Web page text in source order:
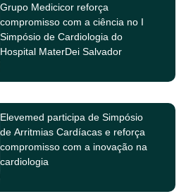
Grupo Medicicor reforça
compromisso com a ciência no I
Simpósio de Cardiologia do
Hospital MaterDei Salvador
Elevemed participa de Simpósio
de Arritmias Cardíacas e reforça
compromisso com a inovação na
cardiologia